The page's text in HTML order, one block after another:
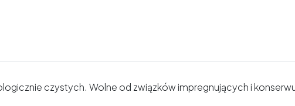
czystych. Wolne od związków impregnujących i